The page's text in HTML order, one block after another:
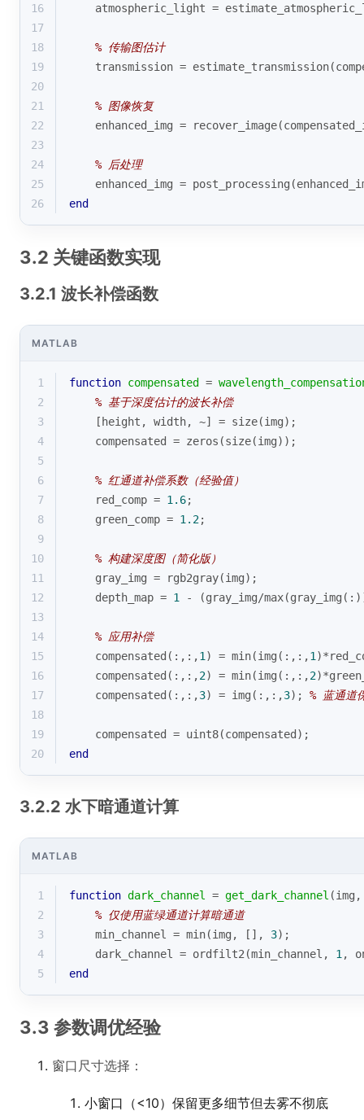
16
atmospheric_light =
17
18
% 传输图估计
19
transmission =
20
21
% 图像恢复
22
enhanced_img =
23
24
% 后处理
25
enhanced_img =
26
end
3.2 关键函数实现
3.2.1 波长补偿函数
MATLAB
1 function compensated =
2
% 基于深度估计的波长补偿
3
    [height, width, ~] =
size(img);
4
    compensated =
zeros (size(img));
5
6
% 红通道补偿系数（经验值）
7
    red_comp =
1.6;
8
    green_comp =
1.2;
9
10
% 构建深度图（简化版）
11
    gray_img = rgb2gray(img);
12
    depth_map =
1 - (gray_img/max
13
14
% 应用补偿
15
    compensated(:,:,
1 ) = min(img(:,:,1
16
    compensated(:,:,
2) = min(img(:,:,2
17
    compensated(:,:,
3) = img(:,:,3); % 蓝通道
18
19
    compensated = uint8(compensated);
20
end
3.2.2 水下暗通道计算
MATLAB
1 function dark_channel = get_dark_channel (img,
2
% 仅使用蓝绿通道计算暗通道
3
    min_channel =
min(img, [], 3);
4
    dark_channel = ordfilt2(min_channel,
1 ,
5
end
3.3 参数调优经验
窗口尺寸选择：
小窗口（<10）保留更多细节但去雾不彻底